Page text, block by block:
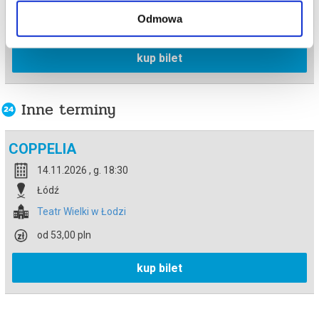
Odmowa
kup bilet
Inne terminy
COPPELIA
14.11.2026 , g. 18:30
Łódź
Teatr Wielki w Łodzi
od 53,00 pln
kup bilet